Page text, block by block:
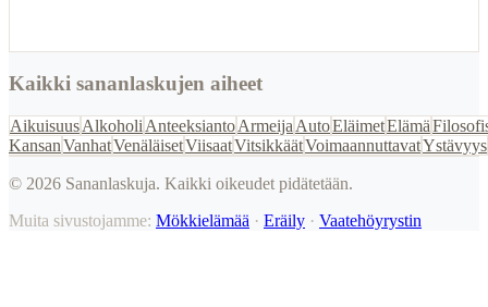
Kaikki sananlaskujen aiheet
AikuisuusAlkoholi AnteeksiantoArmeija AutoEläimetElämä
KansanVanhatVenäläisetViisaatVitsikkäätVoimaannuttavatYstävyys
© 2026 Sananlaskuja. Kaikki oikeudet pidätetään.
Muita sivustojamme: Mökkielämää · Eräily · Vaatehöyrystin